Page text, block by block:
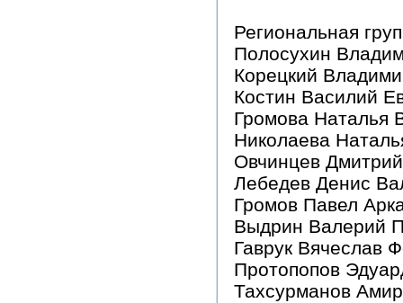
Региональная
Полосухин
Корецкий
Костин Василий
Громова Наталья
Николаева
Овчинцев
Лебедев Денис
Громов Павел
Выдрин Валерий
Гаврук Вячеслав
Протопопов
Тахсурманов